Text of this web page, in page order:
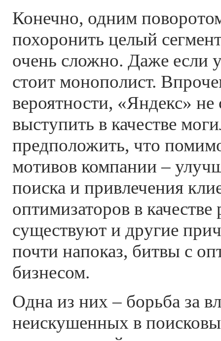
Конечно, одним
похоронить целый
очень сложно. Даже если
стоит монополист.
вероятности, «Яндекс» не
выступить в качестве
предположить, что
мотивов компании –
поиска и привлечения
оптимизаторов в качестве
существуют и другие
почти напоказ, битвы с
бизнесом.
Одна из них – борьба за
неискушенных в